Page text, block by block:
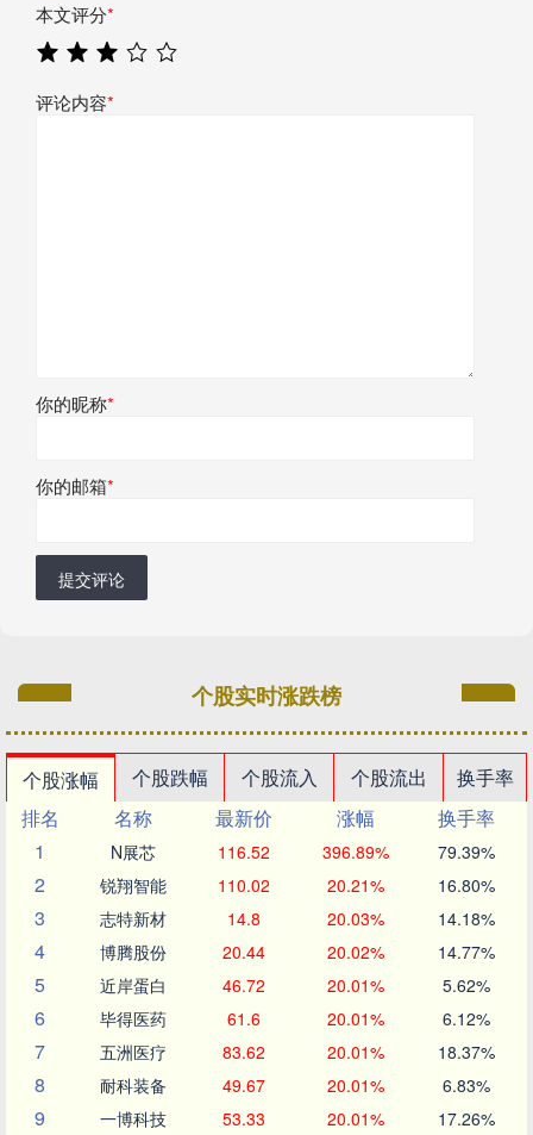
本文评分*
评论内容*
你的昵称*
你的邮箱*
提交评论
个股实时涨跌榜
个股涨幅 个股跌幅 个股流入 个股流出
换手率
排名
名称 最新价 涨幅
换手率
1
N展芯 116.52 396.89% 79.39%
2 锐翔智能 110.02 20.21% 16.80%
3 志特新材 14.8 20.03% 14.18%
4 博腾股份 20.44 20.02% 14.77%
5 近岸蛋白 46.72 20.01% 5.62%
6 毕得医药 61.6 20.01% 6.12%
7 五洲医疗 83.62 20.01% 18.37%
8 耐科装备 49.67 20.01% 6.83%
9 一博科技 53.33 20.01% 17.26%